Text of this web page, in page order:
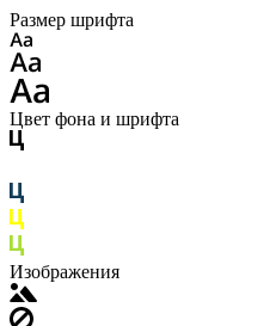
Размер шрифта
Цвет фона и шрифта
Изображения